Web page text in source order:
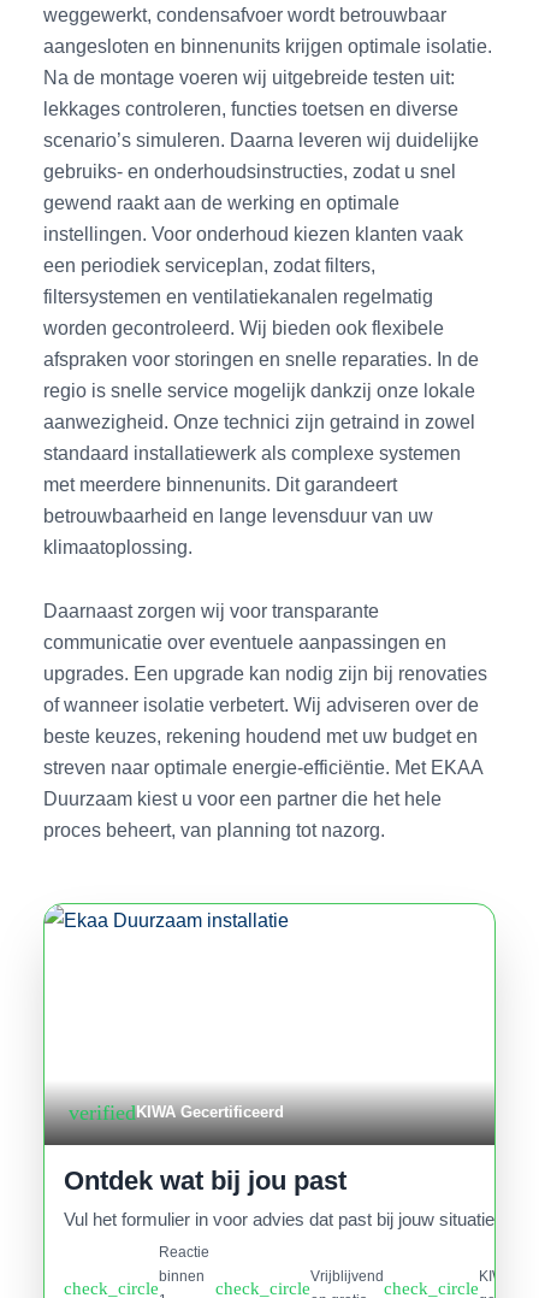
weggewerkt, condensafvoer wordt betrouwbaar
aangesloten en binnenunits krijgen optimale isolatie.
Na de montage voeren wij uitgebreide testen uit:
lekkages controleren, functies toetsen en diverse
scenario’s simuleren. Daarna leveren wij duidelijke
gebruiks- en onderhoudsinstructies, zodat u snel
gewend raakt aan de werking en optimale
instellingen. Voor onderhoud kiezen klanten vaak
een periodiek serviceplan, zodat filters,
filtersystemen en ventilatiekanalen regelmatig
worden gecontroleerd. Wij bieden ook flexibele
afspraken voor storingen en snelle reparaties. In de
regio is snelle service mogelijk dankzij onze lokale
aanwezigheid. Onze technici zijn getraind in zowel
standaard installatiewerk als complexe systemen
met meerdere binnenunits. Dit garandeert
betrouwbaarheid en lange levensduur van uw
klimaatoplossing.
Daarnaast zorgen wij voor transparante
communicatie over eventuele aanpassingen en
upgrades. Een upgrade kan nodig zijn bij renovaties
of wanneer isolatie verbetert. Wij adviseren over de
beste keuzes, rekening houdend met uw budget en
streven naar optimale energie-efficiëntie. Met EKAA
Duurzaam kiest u voor een partner die het hele
proces beheert, van planning tot nazorg.
verifiedKIWA Gecertificeerd
Ontdek wat bij jou past
Vul het formulier in voor advies dat past bij jouw situatie.
check_circle
Reactie
binnen
check_circle
Vrijblijvend
check_circle
KIWA